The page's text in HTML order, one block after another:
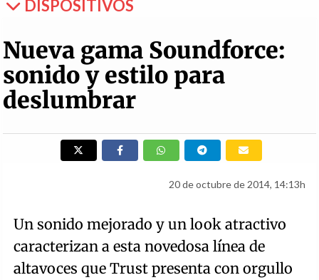
DISPOSITIVOS
Nueva gama Soundforce:
sonido y estilo para
deslumbrar
20 de octubre de 2014, 14:13h
Un sonido mejorado y un look atractivo
caracterizan a esta novedosa línea de
altavoces que Trust presenta con orgullo